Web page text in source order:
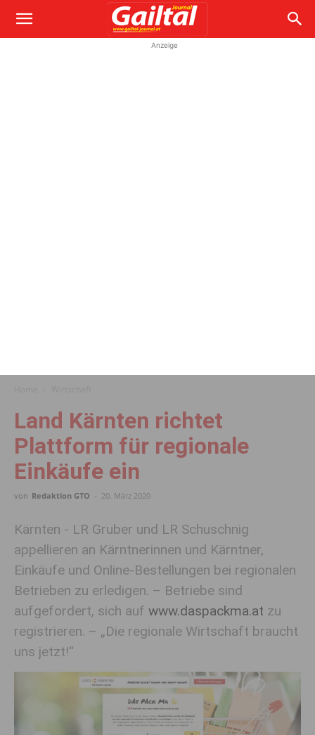
Anzeige
Land Kärnten richtet
Plattform für regionale
Einkäufe ein
von Redaktion GTO - 20. März 2020
Kärnten - LR Gruber und LR Schuschnig
appellieren an Kärntnerinnen und Kärntner,
Einkäufe und Online-Bestellungen bei regionalen
Betrieben zu erledigen. – Betriebe sind
aufgefordert, sich auf www.daspackma.at zu
registrieren. – „Die regionale Wirtschaft braucht
uns jetzt!“